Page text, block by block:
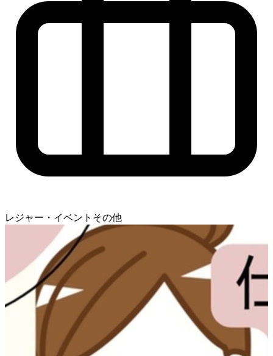
レジャー・イベントその他